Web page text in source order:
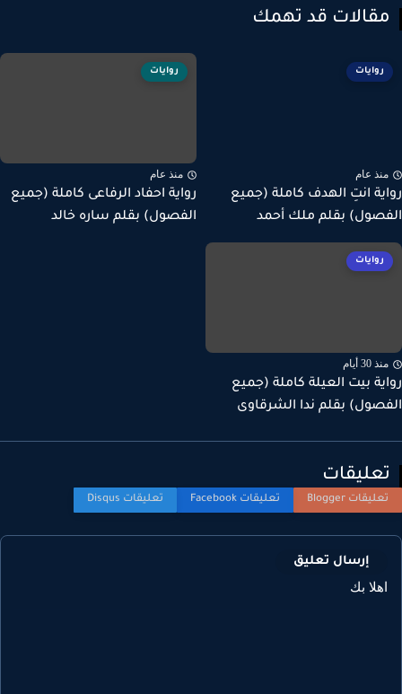
قد تهمك
روايات
عام
انتِ الهدف كاملة (جميع
بقلم ملك أحمد
روايات
منذ عام
رواية احفاد الرفاعى كاملة (جميع
الفصول) بقلم ساره خالد
روايات
30 أيام
بيت العيلة كاملة (جميع
بقلم ندا الشرقاوى
إرسال تعليق
بك